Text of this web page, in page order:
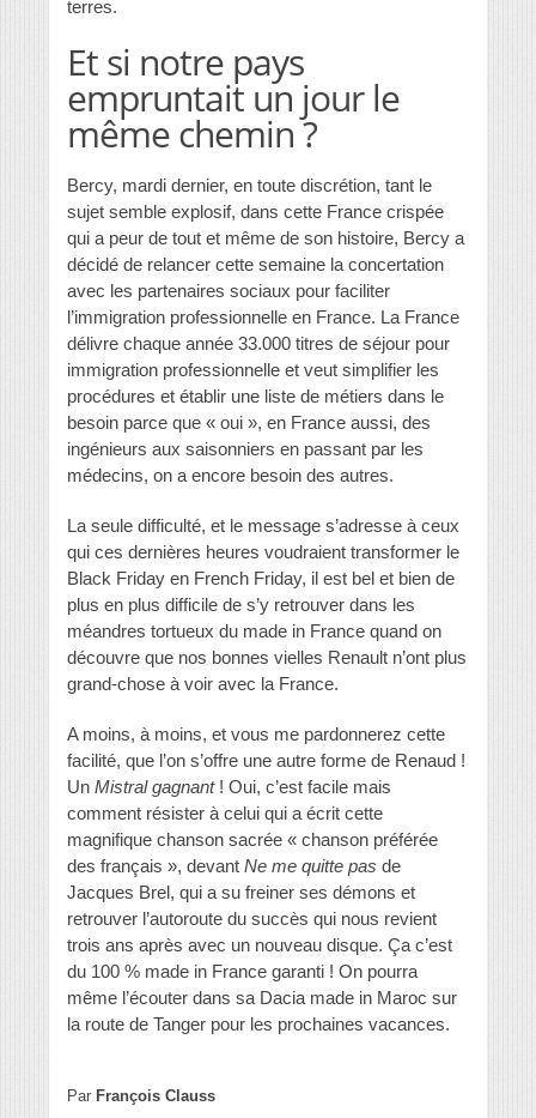
terres.
Et si notre pays
empruntait un jour le
même chemin ?
Bercy, mardi dernier, en toute discrétion, tant le
sujet semble explosif, dans cette France crispée
qui a peur de tout et même de son histoire, Bercy a
décidé de relancer cette semaine la concertation
avec les partenaires sociaux pour faciliter
l’immigration professionnelle en France. La France
délivre chaque année 33.000 titres de séjour pour
immigration professionnelle et veut simplifier les
procédures et établir une liste de métiers dans le
besoin parce que « oui », en France aussi, des
ingénieurs aux saisonniers en passant par les
médecins, on a encore besoin des autres.
La seule difficulté, et le message s’adresse à ceux
qui ces dernières heures voudraient transformer le
Black Friday en French Friday, il est bel et bien de
plus en plus difficile de s’y retrouver dans les
méandres tortueux du made in France quand on
découvre que nos bonnes vielles Renault n’ont plus
grand-chose à voir avec la France.
A moins, à moins, et vous me pardonnerez cette
facilité, que l’on s’offre une autre forme de Renaud !
Un Mistral gagnant! Oui, c’est facile mais
comment résister à celui qui a écrit cette
magnifique chanson sacrée « chanson préférée
des français », devant Ne me quitte pas de
Jacques Brel, qui a su freiner ses démons et
retrouver l’autoroute du succès qui nous revient
trois ans après avec un nouveau disque. Ça c’est
du 100 % made in France garanti ! On pourra
même l’écouter dans sa Dacia made in Maroc sur
la route de Tanger pour les prochaines vacances.
Par François Clauss